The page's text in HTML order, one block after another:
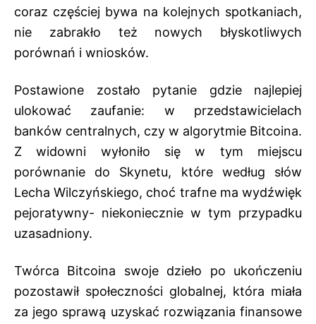
coraz częściej bywa na kolejnych spotkaniach,
nie zabrakło też nowych błyskotliwych
porównań i wniosków.
Postawione zostało pytanie gdzie najlepiej
ulokować zaufanie: w przedstawicielach
banków centralnych, czy w algorytmie Bitcoina.
Z widowni wyłoniło się w tym miejscu
porównanie do Skynetu, które według słów
Lecha Wilczyńskiego, choć trafne ma wydźwięk
pejoratywny- niekoniecznie w tym przypadku
uzasadniony.
Twórca Bitcoina swoje dzieło po ukończeniu
pozostawił społeczności globalnej, która miała
za jego sprawą uzyskać rozwiązania finansowe